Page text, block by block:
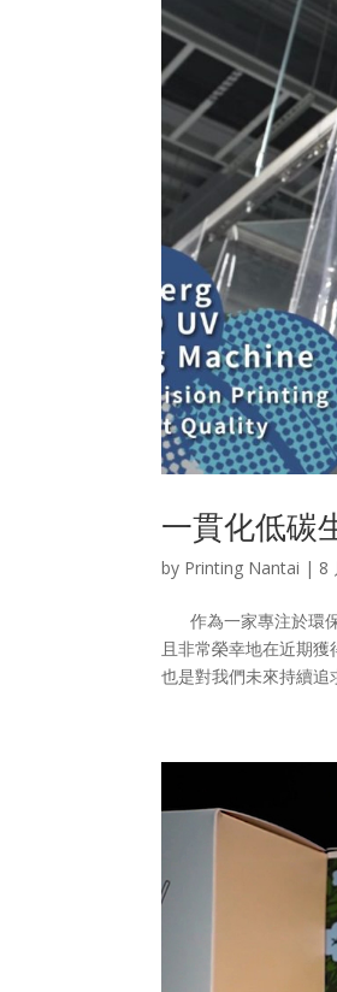
一貫化低碳
by Printing Nantai | 8
作為一家專注於環保
且非常榮幸地在近期
也是對我們未來持續